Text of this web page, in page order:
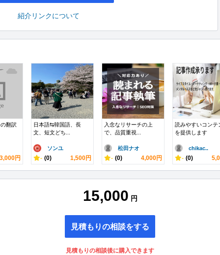
紹介リンクについて
翻訳
3,000円
日本語⇆韓国語、長
文、短文どち...
ソンユ
- (0) 1,500円
入念なリサーチの上
で、品質重視...
松田ナオ
- (0) 4,000円
読みやすいコンテ
を提供します
chikac..
- (0)
15,000 円
見積もりの相談をする
見積もりの相談後に購入できます